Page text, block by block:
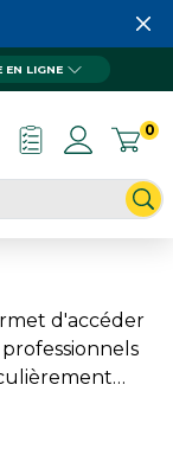
EN LIGNE
0
d'accéder
techniques